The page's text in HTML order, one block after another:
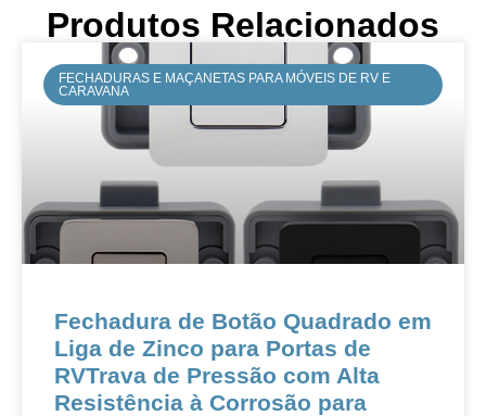
Produtos Relacionados
FECHADURAS E MAÇANETAS PARA MÓVEIS DE RV E
CARAVANA
Fechadura de Botão Quadrado em
Liga de Zinco para Portas de
RVTrava de Pressão com Alta
Resistência à Corrosão para